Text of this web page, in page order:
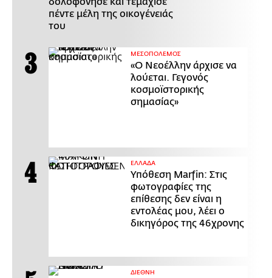
πέντε μέλη της οικογένειάς
του
ΜΕΣΟΠΟΛΕΜΟΣ
«Ο Νεοέλλην άρχισε να
λούεται. Γεγονός
κοσμοϊστορικής
σημασίας»
ΕΛΛΑΔΑ
Υπόθεση Marfin: Στις
φωτογραφίες της
επίθεσης δεν είναι η
εντολέας μου, λέει ο
δικηγόρος της 46χρονης
ΔΙΕΘΝΗ